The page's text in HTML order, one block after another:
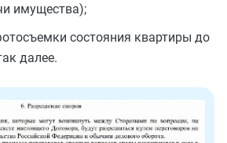
имущества);
состояния квартиры до
далее.